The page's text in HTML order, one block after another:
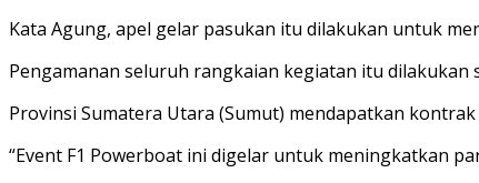
Kata Agung, apel gelar pasukan itu dilakukan untuk
Pengamanan seluruh rangkaian kegiatan itu dilakukan
Provinsi Sumatera Utara (Sumut) mendapatkan
“Event F1 Powerboat ini digelar untuk meningkatkan